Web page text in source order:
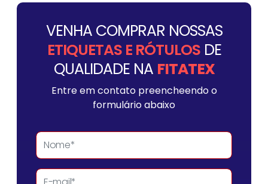
VENHA COMPRAR NOSSAS
ETIQUETAS E RÓTULOSDE
QUALIDADE NA FITATEX
Entre em contato preencheendo o
formulário abaixo